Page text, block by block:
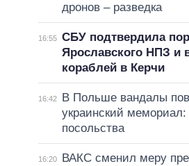
дронов – разведка
16:55 СБУ подтвердила
Ярославского НПЗ и
кораблей в Керчи
16:42
В Польше вандалы
украинский мемориал:
посольства
16:20
ВАКС сменил меру